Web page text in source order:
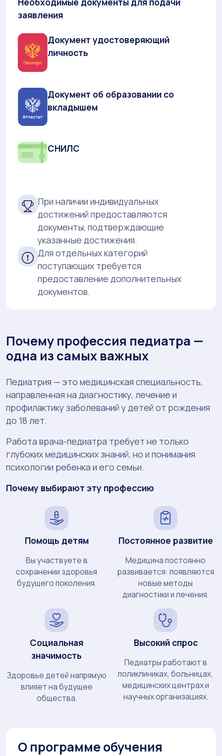
заявления
Документ удостоверяющий
личность
Документ об образовании со
вкладышем
СНИЛС
При наличии индивидуальных
достижений предоставляются
документы, подтверждающие
указанные достижения.
Для отдельных категорий
поступающих требуется
предоставление дополнительных
документов.
Почему профессия педиатра —
одна из самых важных
Педиатрия — это медицинская специальность,
направленная на диагностику, лечение и
профилактику заболеваний у детей от рождения
до 18 лет.
Работа врача-педиатра требует не только
глубоких медицинских знаний, но и понимания
психологии ребенка и его семьи.
Почему выбирают эту профессию
Помощь детям
Вы участвуете в
сохранении здоровья
будущего поколения.
Постоянное развитие
Медицина постоянно
развивается: появляются
новые методы
диагностики и лечения.
Социальная
значимость
Здоровье детей напрямую
влияет на будущее
общества.
Высокий спрос
Педиатры работают в
поликлиниках, больницах,
медицинских центрах и
научных организациях.
О программе обучения